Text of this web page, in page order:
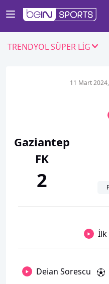
TRENDYOL SÜPER LİG
Gaziantep
FK
2
11 Mart
İlk
Deian Sorescu